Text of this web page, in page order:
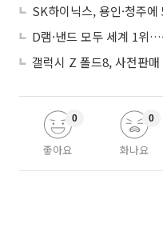
좋아요
0
화나요
0